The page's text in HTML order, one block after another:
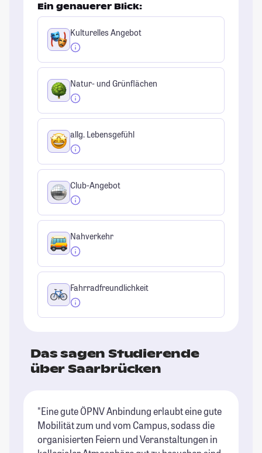
Ein genauerer Blick:
Kulturelles Angebot
Natur- und Grünflächen
allg. Lebensgefühl
Club-Angebot
Nahverkehr
Fahrradfreundlichkeit
Das sagen Studierende
über Saarbrücken
"Eine gute ÖPNV Anbindung erlaubt eine gute
Mobilität zum und vom Campus, sodass die
organisierten Feiern und Veranstaltungen in